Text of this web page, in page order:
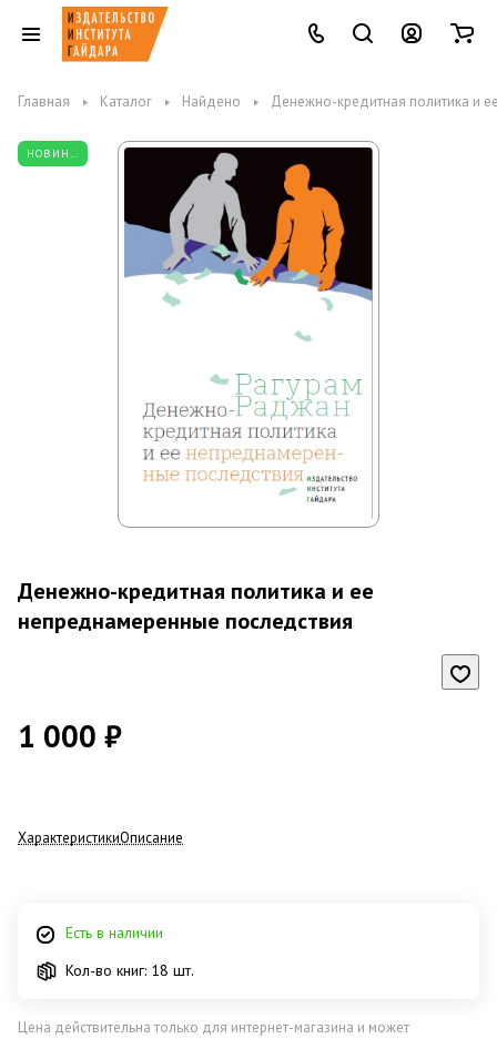
Главная Каталог Найдено Денежно-кредитная политика и
НОВИНКА
Денежно-кредитная политика и ее
непреднамеренные последствия
1 000 ₽
ХарактеристикиОписание
Есть в наличии
Кол-во книг: 18 шт.
Цена действительна только для интернет-магазина и может